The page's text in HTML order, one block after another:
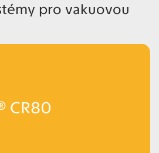
pro vakuovou
CR80